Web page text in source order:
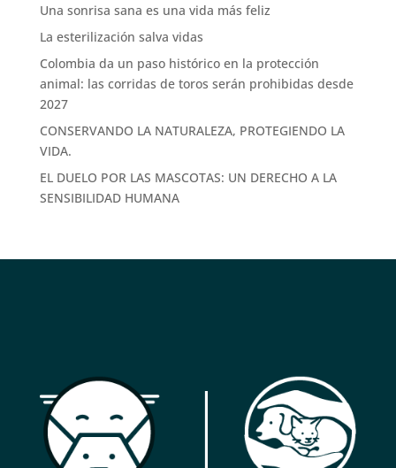
Una sonrisa sana es una vida más feliz
La esterilización salva vidas
Colombia da un paso histórico en la protección
animal: las corridas de toros serán prohibidas desde
2027
CONSERVANDO LA NATURALEZA, PROTEGIENDO LA
VIDA.
EL DUELO POR LAS MASCOTAS: UN DERECHO A LA
SENSIBILIDAD HUMANA